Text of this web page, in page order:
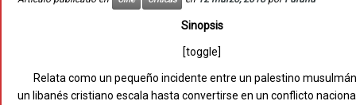
Sinopsis
[toggle]
Relata como un pequeño incidente entre un palestino
un libanés cristiano escala hasta convertirse en un conflicto